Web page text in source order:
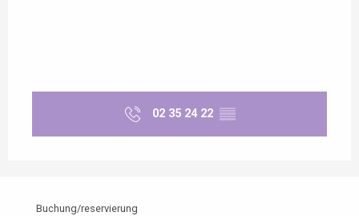
02 35 24 22 ▒▒
Buchung/reservierung